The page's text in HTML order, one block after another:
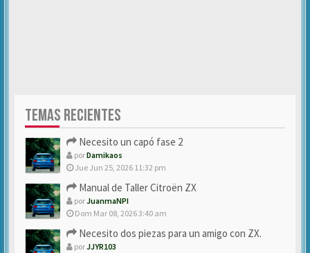
TEMAS RECIENTES
Necesito un capó fase 2
porDamikaos
Jue Jun 25, 2026 11:32 pm
Manual de Taller Citroën ZX
porJuanmaNPI
Dom Mar 08, 2026 3:40 am
Necesito dos piezas para un amigo con ZX.
porJJYR103